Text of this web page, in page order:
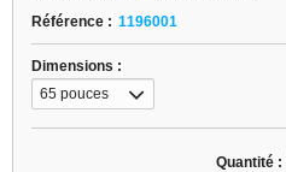
Référence : 1196001
Dimensions :
65 pouces
Quantité :